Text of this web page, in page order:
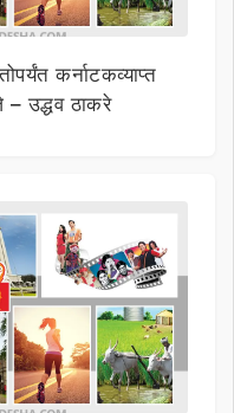
कर्नाटकव्याप्त
– उद्धव ठाकरे